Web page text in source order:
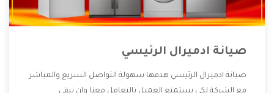
صيانة ادميرال الرئيسي
صيانة ادميرال الرئيسي هدفها سهولة التواصل السريع والمباشر